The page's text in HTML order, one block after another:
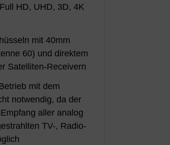
HD, UHD, 3D, 4K
mit 40mm
60) und direktem
Satelliten-Receivern
mit dem
notwendig, da der
aller analog
TV-, Radio-